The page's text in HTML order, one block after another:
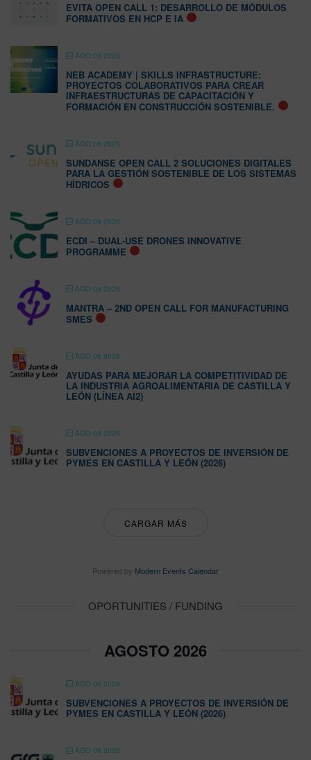
EVITA OPEN CALL 1: DESARROLLO DE MÓDULOS
FORMATIVOS EN HCP E IA
AGO 08 2026
NEB ACADEMY | SKILLS INFRASTRUCTURE:
PROYECTOS COLABORATIVOS PARA CREAR
INFRAESTRUCTURAS DE CAPACITACIÓN Y
FORMACIÓN EN CONSTRUCCIÓN SOSTENIBLE.
AGO 08 2026
SUNDANSE OPEN CALL 2 SOLUCIONES DIGITALES
PARA LA GESTIÓN SOSTENIBLE DE LOS SISTEMAS
HÍDRICOS
AGO 08 2026
ECDI – DUAL-USE DRONES INNOVATIVE
PROGRAMME
AGO 08 2026
MANTRA – 2ND OPEN CALL FOR MANUFACTURING
SMES
AGO 08 2026
AYUDAS PARA MEJORAR LA COMPETITIVIDAD DE
LA INDUSTRIA AGROALIMENTARIA DE CASTILLA Y
LEÓN (LÍNEA AI2)
AGO 09 2026
SUBVENCIONES A PROYECTOS DE INVERSIÓN DE
PYMES EN CASTILLA Y LEÓN (2026)
CARGAR MÁS
Powered by Modern Events Calendar
OPORTUNITIES / FUNDING
AGOSTO 2026
AGO 08 2026
SUBVENCIONES A PROYECTOS DE INVERSIÓN DE
PYMES EN CASTILLA Y LEÓN (2026)
AGO 08 2026